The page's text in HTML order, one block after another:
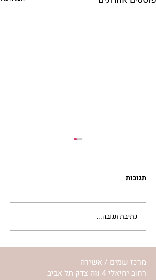
סלט מצליבים | ג’סיקה
הלפרין
תגובות
כתיבת תגובה...
מרכז שמים / אשירה
רחוב יחיאלי 4 נוה צדק תל אביב